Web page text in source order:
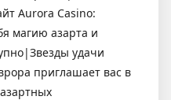
Aurora Casino:
магию азарта и
удачи
приглашает вас в